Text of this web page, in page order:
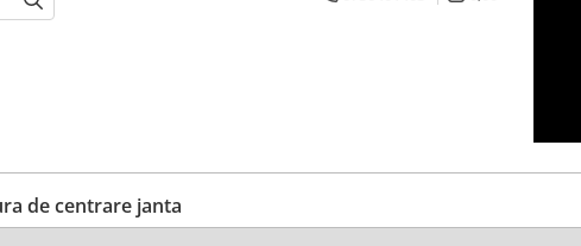
de centrare janta